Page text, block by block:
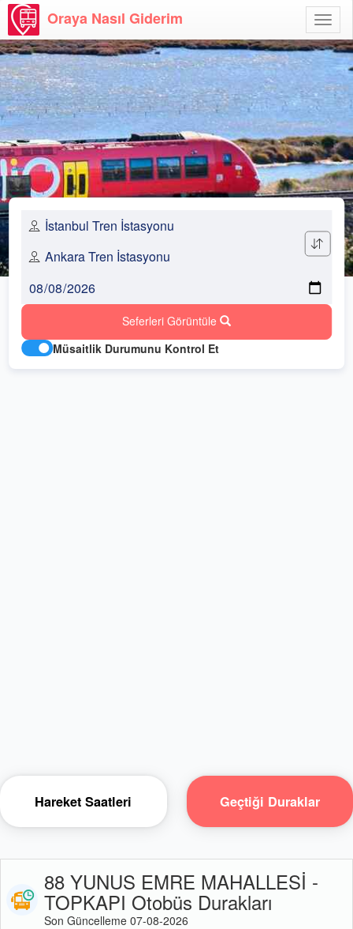
Aç
Oraya Nasıl Giderim
Seferleri Görüntüle
Müsaitlik Durumunu Kontrol Et
Hareket Saatleri Geçtiği Duraklar
88 YUNUS EMRE MAHALLESİ -
TOPKAPI Otobüs Durakları
Son Güncelleme 07-08-2026